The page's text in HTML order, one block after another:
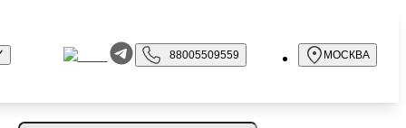
88005509559 МОСКВА